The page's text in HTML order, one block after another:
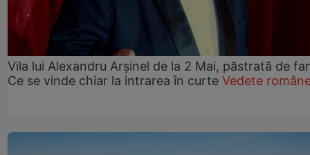
Vila lui Alexandru Arșinel de la 2 Mai, păstrată de
Ce se vinde chiar la intrarea în curte Vedete